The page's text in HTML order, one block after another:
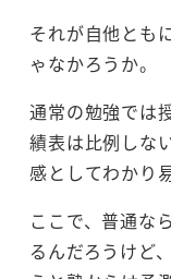
それが自他とも
ゃなかろうか。
通常の勉強では
績表は比例しな
感としてわかり
ここで、普通な
るんだろうけど